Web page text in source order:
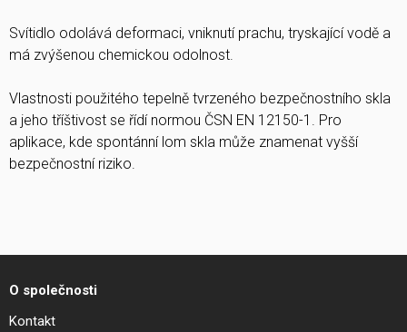
Svítidlo odolává deformaci, vniknutí prachu, tryskající vodě a
má zvýšenou chemickou odolnost.
Vlastnosti použitého tepelně tvrzeného bezpečnostního skla
a jeho tříštivost se řídí normou ČSN EN 12150-1. Pro
aplikace, kde spontánní lom skla může znamenat vyšší
bezpečnostní riziko.
O společnosti
Kontakt